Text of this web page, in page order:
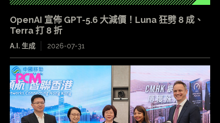
OpenAI 宣佈 GPT-5.6 大減價！Luna 狂劈 8 成、
Terra 打 8 折
A.I. 生成 2026-07-31